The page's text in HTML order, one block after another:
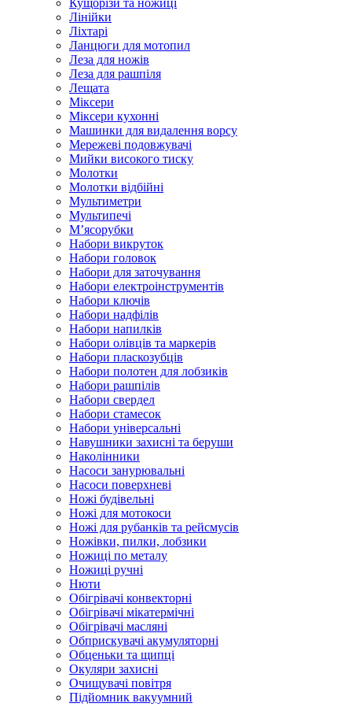
Кущорізи та ножиці
Лінійки
Ліхтарі
Ланцюги для мотопил
Леза для ножів
Леза для рашпіля
Лещата
Міксери
Міксери кухонні
Машинки для видалення ворсу
Мережеві подовжувачі
Мийки високого тиску
Молотки
Молотки відбійні
Мультиметри
Мультипечі
М’ясорубки
Набори викруток
Набори головок
Набори для заточування
Набори електроінструментів
Набори ключів
Набори надфілів
Набори напилків
Набори олівців та маркерів
Набори пласкозубців
Набори полотен для лобзиків
Набори рашпілів
Набори свердел
Набори стамесок
Набори універсальні
Навушники захисні та беруши
Наколінники
Насоси занурювальні
Насоси поверхневі
Ножі будівельні
Ножі для мотокоси
Ножі для рубанків та рейсмусів
Ножівки, пилки, лобзики
Ножиці по металу
Ножиці ручні
Нюти
Обігрівачі конвекторні
Обігрівачі мікатермічні
Обігрівачі масляні
Обприскувачі акумуляторні
Обценьки та щипці
Окуляри захисні
Очищувачі повітря
Підйомник вакуумний